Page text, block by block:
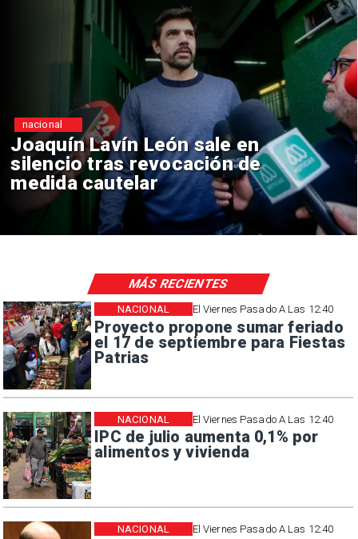
Joaquín Lavín León sale en
silencio tras revocación de
medida cautelar
nacional
El Viernes Pasado A Las 12:40
Proyecto propone sumar feriado
el 17 de septiembre para Fiestas
Patrias
NACIONAL
El Viernes Pasado A Las 12:40
IPC de julio aumenta 0,1% por
alimentos y vivienda
NACIONAL
El Viernes Pasado A Las 12:40
NACIONAL
MÁS RECIENTES